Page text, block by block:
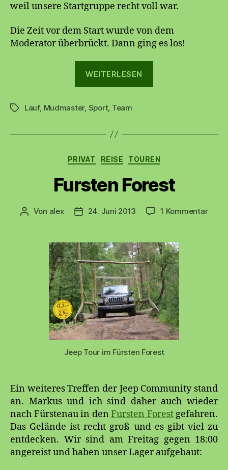
weil unsere Startgruppe recht voll war.
Die Zeit vor dem Start wurde von dem
Moderator überbrückt. Dann ging es los!
WEITERLESEN
Schlagwörter
Lauf, Mudmaster, Sport, Team
Kategorien
PRIVAT REISE TOUREN
Fursten Forest
Beitragsautor
Von alex Beitragsdatum
24. Juni 2013 1 Kommentarzu
Jeep Tour im Fürsten Forest
Ein weiteres Treffen der Jeep Community stand
an. Markus und ich sind daher auch wieder
nach Fürstenau in den Fursten Forestgefahren.
Das Gelände ist recht groß und es gibt viel zu
entdecken. Wir sind am Freitag gegen 18:00
angereist und haben unser Lager aufgebaut: